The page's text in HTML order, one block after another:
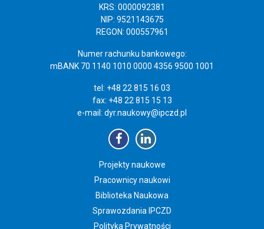
KRS: 0000092381
NIP: 9521143675
REGON: 000557961
Numer rachunku bankowego:
mBANK 70 1140 1010 0000 4356 9500 1001
tel: +48 22 815 16 03
fax: +48 22 815 15 13
e-mail: dyr.naukowy@ipczd.pl
Projekty naukowe
Pracownicy naukowi
Biblioteka Naukowa
Sprawozdania IPCZD
Polityka Prywatności